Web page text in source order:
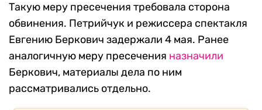
Такую меру пресечения требовала сторона
обвинения. Петрийчук и режиссера спектакля
Евгению Беркович задержали 4 мая. Ранее
аналогичную меру пресечения назначили
Беркович, материалы дела по ним
рассматривались отдельно.